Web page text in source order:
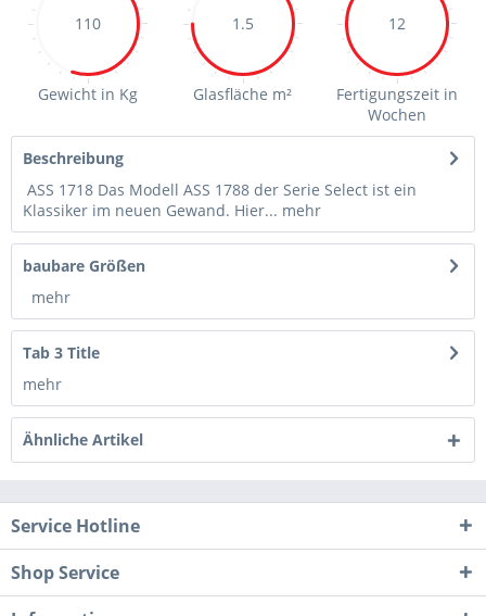
110
Gewicht in Kg
1.5
Glasfläche m²
12
Fertigungszeit in
Wochen
Beschreibung
ASS 1718 Das Modell ASS 1788 der Serie Select ist ein
Klassiker im neuen Gewand. Hier... mehr
baubare Größen
mehr
Tab 3 Title
mehr
Ähnliche Artikel
Service Hotline
Shop Service